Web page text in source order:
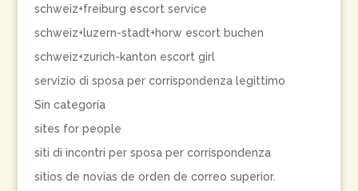
schweiz+freiburg escort service
schweiz+luzern-stadt+horw escort buchen
schweiz+zurich-kanton escort girl
servizio di sposa per corrispondenza legittimo
Sin categoría
sites for people
siti di incontri per sposa per corrispondenza
sitios de novias de orden de correo superior.